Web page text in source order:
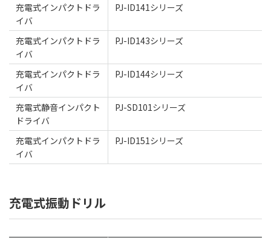
充電式インパクトドラ
イバ
PJ-ID141シリーズ
充電式インパクトドラ
イバ
PJ-ID143シリーズ
充電式インパクトドラ
イバ
PJ-ID144シリーズ
充電式静音インパクト
ドライバ
PJ-SD101シリーズ
充電式インパクトドラ
イバ
PJ-ID151シリーズ
充電式振動ドリル